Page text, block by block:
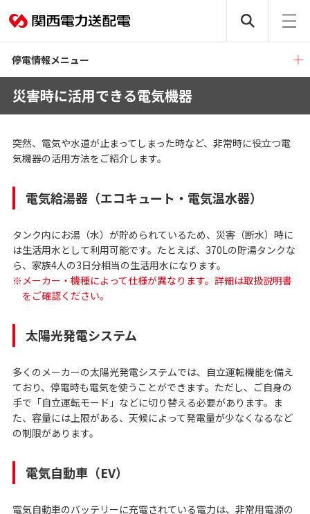
停電情報メニュー
災害時に活用できる電気機器
突然、電気や水道が止まってしまった時など、非常時に役立つ電
気機器の活用方法をご紹介します。
電気給湯器（エコキュート・電気温水器）
タンク内にお湯（水）が貯められているため、災害（断水）時に
は生活用水として利用可能です。たとえば、370Lの貯湯タンクな
ら、家族4人の3日分相当の生活用水になります。
※メーカー・機種によって仕様が異なります。詳細は取扱説明書
をご確認ください。
太陽光発電システム
多くのメーカーの太陽光発電システムでは、自立運転機能を備え
ており、停電時も電気を使うことができます。ただし、ご自身の
手で「自立運転モード」などに切り替える必要があります。ま
た、容量には上限がある、天候によって発電量が少なくなるなど
の制限があります。
電気自動車（EV）
電気自動車のバッテリーに充電されている電力は、非常用電源の